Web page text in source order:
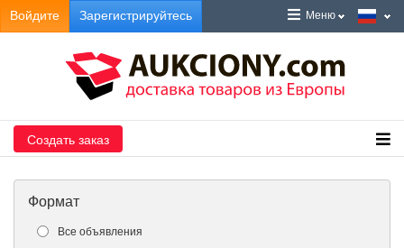
Войдите Зарегистрируйтесь Меню
Создать заказ
Формат
Все объявления